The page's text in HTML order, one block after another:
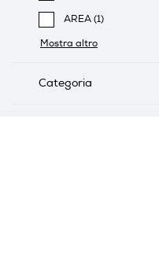
Filtra per Marca: AQL
AREA (1)
Filtra per Marca: AREA
Mostra altro
Categoria